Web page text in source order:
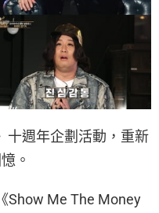
十週年企劃活動，重新
。
Show Me The Money